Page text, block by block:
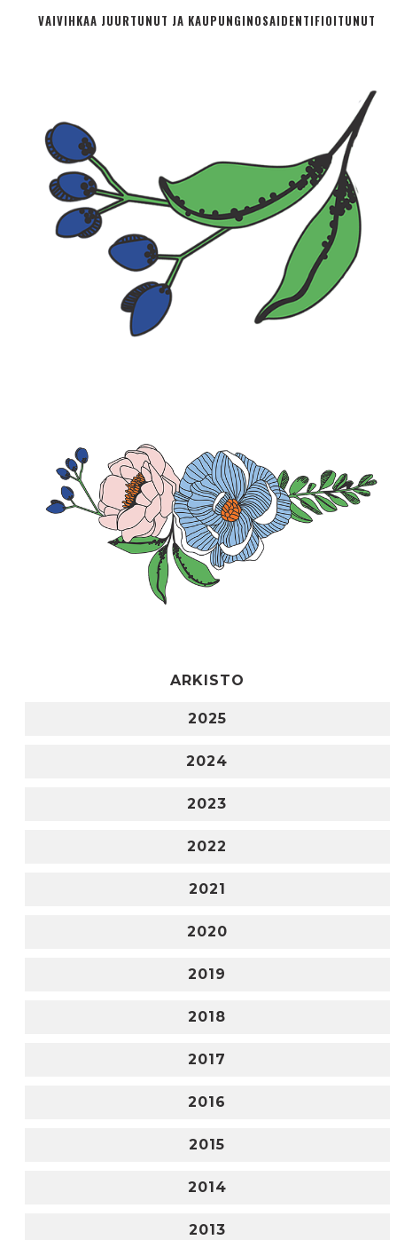
VAIVIHKAA JUURTUNUT JA KAUPUNGINOSA­IDENTIFIOITUNUT
ARKISTO
2025
2024
2023
2022
2021
2020
2019
2018
2017
2016
2015
2014
2013